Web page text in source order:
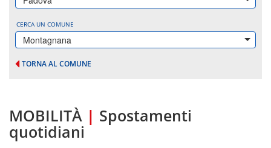
CERCA UN COMUNE
Montagnana
TORNA AL COMUNE
MOBILITÀ | Spostamenti
quotidiani